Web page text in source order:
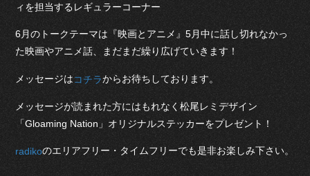
ィを担当するレギュラーコーナー
6月のトークテーマは『映画とアニメ』5月中に話し切れなかっ
た映画やアニメ話、まだまだ繰り広げていきます！
メッセージはコチラからお待ちしております。
メッセージが読まれた方にはもれなく松尾レミデザイン
「Gloaming Nation」オリジナルステッカーをプレゼント！
radikoのエリアフリー・タイムフリーでも是非お楽しみ下さい。